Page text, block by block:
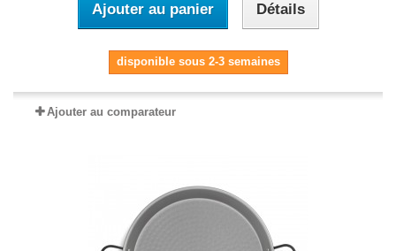
Ajouter au panier Détails
disponible sous 2-3 semaines
Ajouter au comparateur